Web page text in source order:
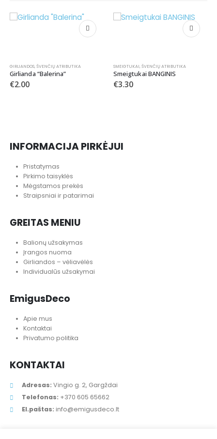
PANAŠŪS PRODUKTAI
-33%
INFORMACIJA PIRKĖJUI
Pirkimo taisyklės
Mėgstamos prekės
Straipsniai ir patarimai
GREITAS MENIU
Įrangos nuoma
Girliandos – vėliavėlės
Individualūs užsakymai
EmigusDeco
Apie mus
Kontaktai
Privatumo politika